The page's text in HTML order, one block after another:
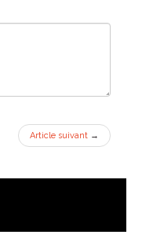
Article suivant →